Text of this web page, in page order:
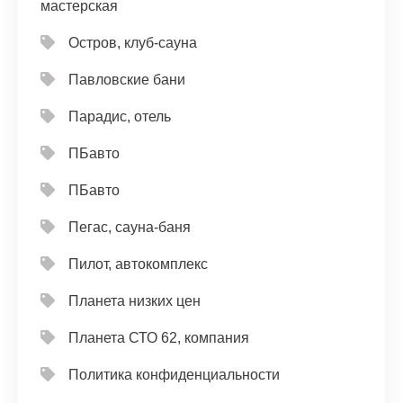
мастерская
Остров, клуб-сауна
Павловские бани
Парадис, отель
ПБавто
ПБавто
Пегас, сауна-баня
Пилот, автокомплекс
Планета низких цен
Планета СТО 62, компания
Политика конфиденциальности